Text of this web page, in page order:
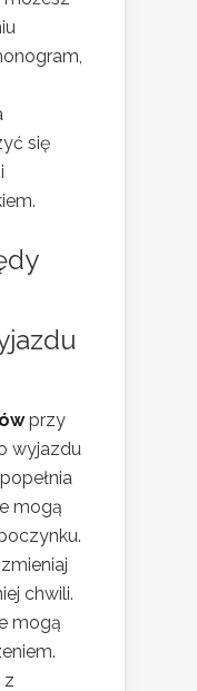
się
przy
wyjazdu
mogą
chwili.
mogą
z